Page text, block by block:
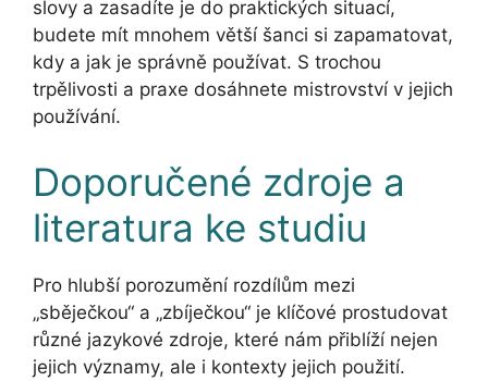
slovy a zasadíte je do praktických situací,
budete mít mnohem větší šanci si zapamatovat,
kdy a jak je správně používat. S trochou
trpělivosti a praxe dosáhnete mistrovství v jejich
používání.
Doporučené zdroje a
literatura ke studiu
Pro hlubší porozumění rozdílům mezi
„sběječkou“ a „zbíječkou“ je klíčové prostudovat
různé jazykové zdroje, které nám přiblíží nejen
jejich významy, ale i kontexty jejich použití.